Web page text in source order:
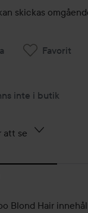
skickas
Favorit
inte i butik
att se
Blond Hair